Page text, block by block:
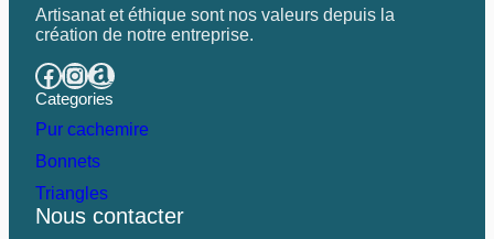
Artisanat et éthique sont nos valeurs depuis la
création de notre entreprise.
Categories
Pur cachemire
Bonnets
Triangles
Nous contacter